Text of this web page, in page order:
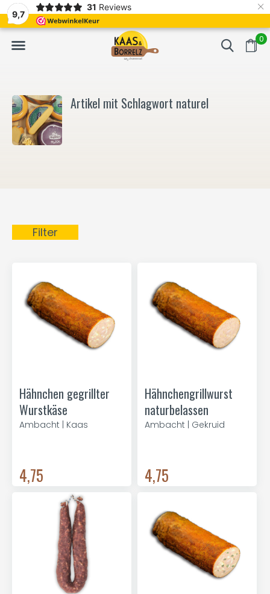
9,7
31 Reviews ×
0
Meistens Lieferung innerhalb von 3 Tagen Gratis bezorgd
Artikel mit Schlagwort naturel
Filter
Hähnchen gegrillter
Wurstkäse
Ambacht | Kaas
4,75
Hähnchengrillwurst
naturbelassen
Ambacht | Gekruid
4,75